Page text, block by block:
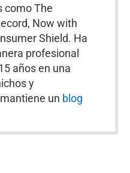
como The
Now with
Shield. Ha
profesional
años en una
y
un blog